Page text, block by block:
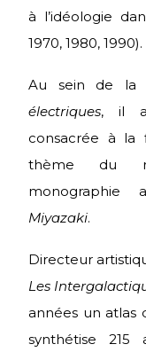
à l’idéologie
1970, 1980, 1990).
Au sein de la
électriques, il a
consacrée à la
thème du
Miyazaki.
Directeur
Les
années un atlas
synthétise 215